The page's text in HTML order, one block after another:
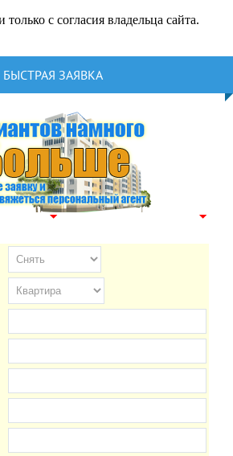
только с согласия владельца сайта.
БЫСТРАЯ ЗАЯВКА